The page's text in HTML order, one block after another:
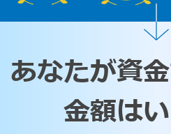
あなたが資
金額は